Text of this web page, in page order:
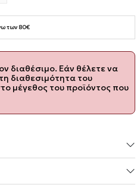
των 80€
διαθέσιμο. Εάν θέλετε να
διαθεσιμότητα του
μέγεθος του προϊόντος που